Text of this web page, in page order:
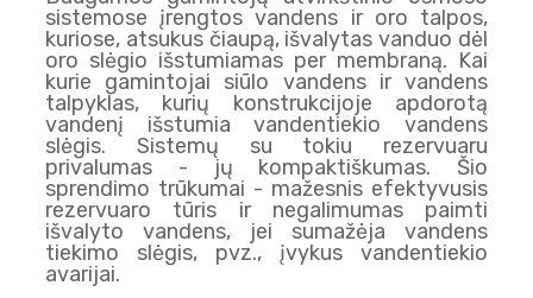
sistemose įrengtos vandens ir oro talpos,
kuriose, atsukus čiaupą, išvalytas vanduo dėl
oro slėgio išstumiamas per membraną. Kai
kurie gamintojai siūlo vandens ir vandens
talpyklas, kurių konstrukcijoje apdorotą
vandenį išstumia vandentiekio vandens
slėgis. Sistemų su tokiu rezervuaru
privalumas - jų kompaktiškumas. Šio
sprendimo trūkumai - mažesnis efektyvusis
rezervuaro tūris ir negalimumas paimti
išvalyto vandens, jei sumažėja vandens
tiekimo slėgis, pvz., įvykus vandentiekio
avarijai.